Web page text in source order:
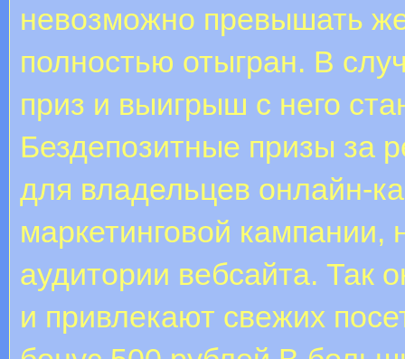
невозможно превышать
полностью отыгран. В
приз и выигрыш с него
Бездепозитные призы за
для владельцев онлайн-
маркетинговой
аудитории вебсайта. Так
и привлекают свежих